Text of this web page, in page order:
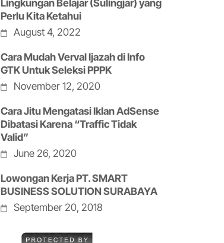
Lingkungan Belajar (Sulingjar) yang
Perlu Kita Ketahui
August 4, 2022
Cara Mudah Verval Ijazah di Info
GTK Untuk Seleksi PPPK
November 12, 2020
Cara Jitu Mengatasi Iklan AdSense
Dibatasi Karena “Traffic Tidak
Valid”
June 26, 2020
Lowongan Kerja PT. SMART
BUSINESS SOLUTION SURABAYA
September 20, 2018